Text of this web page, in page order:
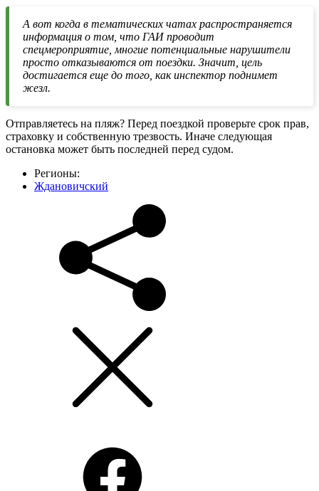
А вот когда в тематических чатах распространяется
информация о том, что ГАИ проводит
спецмероприятие, многие потенциальные нарушители
просто отказываются от поездки. Значит, цель
достигается еще до того, как инспектор поднимет
жезл.
Отправляетесь на пляж? Перед поездкой проверьте срок прав,
страховку и собственную трезвость. Иначе следующая
остановка может быть последней перед судом.
Регионы:
Ждановичский